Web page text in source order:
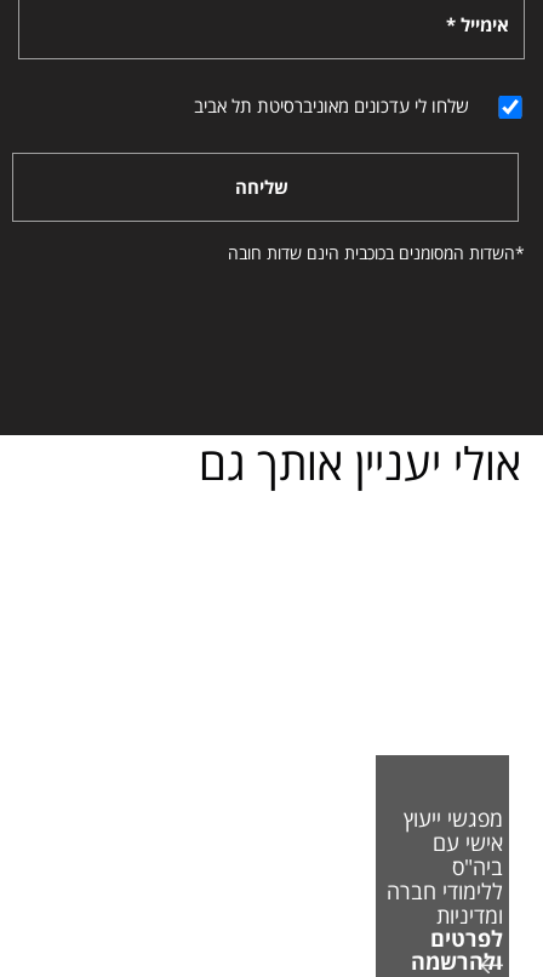
אימייל *
שלחו לי עדכונים מאוניברסיטת תל אביב
שליחה
*השדות המסומנים בכוכבית הינם שדות חובה
אולי יעניין אותך גם
מפגשי ייעוץ
אישי עם
ביה"ס
ללימודי חברה
ומדיניות
לפרטים
ולהרשמה